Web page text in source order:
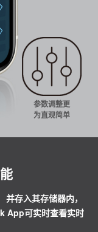
参数调整更
为直观简单
存入其存储器内，
App可实时查看实时